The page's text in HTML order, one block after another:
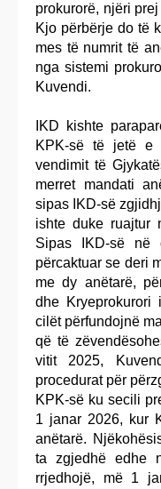
prokurorë, njëri
Kjo përbërje do të
mes të numrit të
nga sistemi
Kuvendi.
IKD kishte
KPK-së të jetë e
vendimit të
merret mandati
sipas IKD-së
ishte duke ruajtur
Sipas IKD-së në
përcaktuar se deri
me dy anëtarë,
dhe
cilët përfundojnë
që të
vitit 2025,
procedurat për
KPK-së ku secili
1 janar 2026, kur
anëtarë.
ta zgjedhë edhe
rrjedhojë, më 1